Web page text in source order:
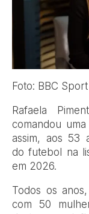
Foto: BBC Sport
Rafaela
comandou
assim, aos 53
do futebol na
em 2026.
Todos os
com 50